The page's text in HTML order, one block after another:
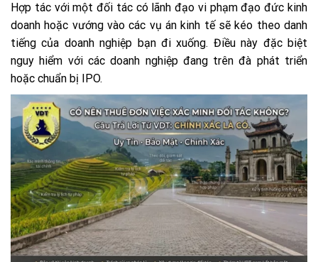
Hợp tác với một đối tác có lãnh đạo vi phạm đạo đức kinh
doanh hoặc vướng vào các vụ án kinh tế sẽ kéo theo danh
tiếng của doanh nghiệp bạn đi xuống. Điều này đặc biệt
nguy hiểm với các doanh nghiệp đang trên đà phát triển
hoặc chuẩn bị IPO.